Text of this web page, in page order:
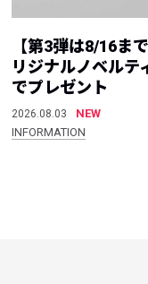
【第3弾は8/16ま
リジナルノベルテ
でプレゼント
2026.08.03
NEW
INFORMATION